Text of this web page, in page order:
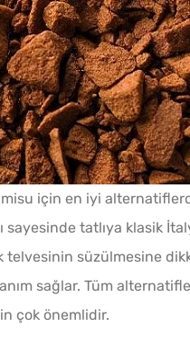
için en iyi
sayesinde tatlıya klasik
süzülmesine
sağlar. Tüm
çok önemlidir.